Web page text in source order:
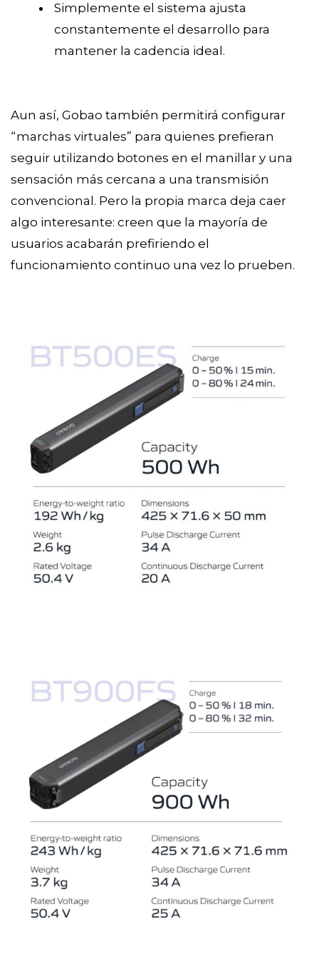
Simplemente el sistema ajusta
constantemente el desarrollo para
mantener la cadencia ideal.
Aun así, Gobao también permitirá configurar
“marchas virtuales” para quienes prefieran
seguir utilizando botones en el manillar y una
sensación más cercana a una transmisión
convencional. Pero la propia marca deja caer
algo interesante: creen que la mayoría de
usuarios acabarán prefiriendo el
funcionamiento continuo una vez lo prueben.